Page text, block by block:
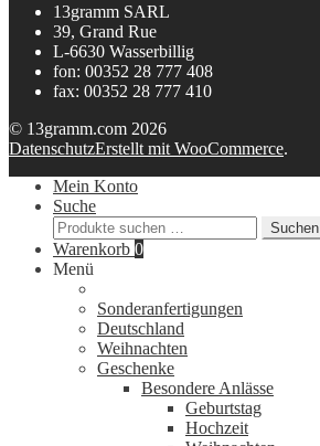
13gramm SARL
39, Grand Rue
L-6630 Wasserbillig
fon: 00352 28 777 408
fax: 00352 28 777 410
© 13gramm.com 2026
DatenschutzErstellt mit WooCommerce.
Mein Konto
Suche
Suchen
nach:
Suchen
Warenkorb 0
Menü
Sonderanfertigungen
Deutschland
Weihnachten
Geschenke
Besondere Anlässe
Geburtstag
Hochzeit